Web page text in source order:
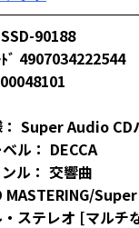
90188
ﾞ 4907034222544
Super Audio CD
ル： DECCA
ル： 交響曲
・ステレオ [マルチ